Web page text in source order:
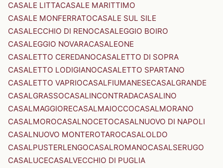
CASALE LITTACASALE MARITTIMO
CASALE MONFERRATOCASALE SUL SILE
CASALECCHIO DI RENOCASALEGGIO BOIRO
CASALEGGIO NOVARACASALEONE
CASALETTO CEREDANOCASALETTO DI SOPRA
CASALETTO LODIGIANOCASALETTO SPARTANO
CASALETTO VAPRIOCASALFIUMANESECASALGRANDE
CASALGRASSOCASALINCONTRADACASALINO
CASALMAGGIORECASALMAIOCCOCASALMORANO
CASALMOROCASALNOCETOCASALNUOVO DI NAPOLI
CASALNUOVO MONTEROTAROCASALOLDO
CASALPUSTERLENGOCASALROMANOCASALSERUGO
CASALUCECASALVECCHIO DI PUGLIA